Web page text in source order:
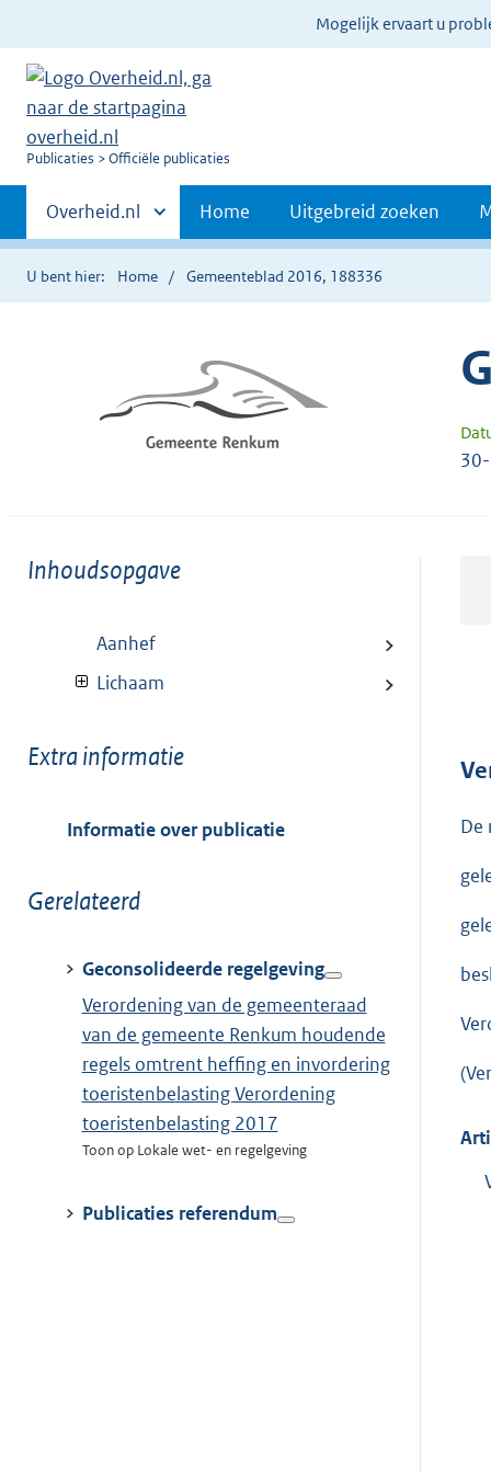
informatie:
Mogelijk ervaart u
U
Publicaties Officiële publicaties
Primaire
navigatie
Andere
sites
binnen
Overheid.nl Home Uitgebreid zoeken
U bent hier: Home Gemeenteblad 2016, 188336
Toon
Inhoudsopgave
Aanhef
Lichaam
Toon
Extra informatie
Informatie over publicatie
Toon
Gerelateerd
Geconsolideerde regelgeving
Verordening van de gemeenteraad
van de gemeente Renkum houdende
regels omtrent heffing en invordering
toeristenbelasting Verordening
toeristenbelasting 2017
Toon op Lokale wet- en regelgeving
Publicaties referendum
De